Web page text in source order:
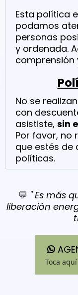
Esta política
podamos
personas
y ordenada.
comprensión
No se
con
asististe, sin
Por favor, no
que estés de
políticas.
💬 " Es más
liberación
Toca